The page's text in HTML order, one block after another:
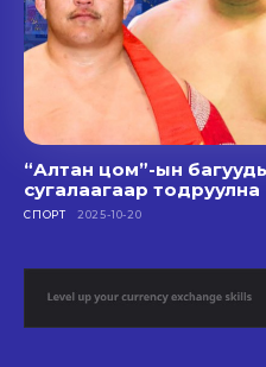
“Алтан цом”-ын
сугалаагаар тодруулна
СПОРТ 2025-10-20